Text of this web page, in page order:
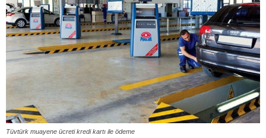
Tüvtürk muayene ücreti kredi kartı ile ödeme